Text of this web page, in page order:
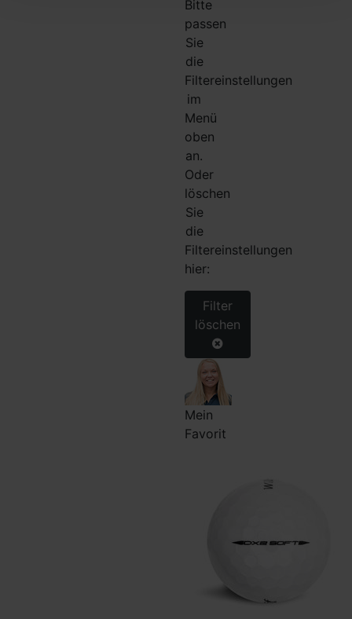
Bitte
passen
Sie
die
Filtereinstellungen
im
Menü
oben
an.
Oder
löschen
Sie
die
Filtereinstellungen
hier:
Filter
löschen
Mein
Favorit